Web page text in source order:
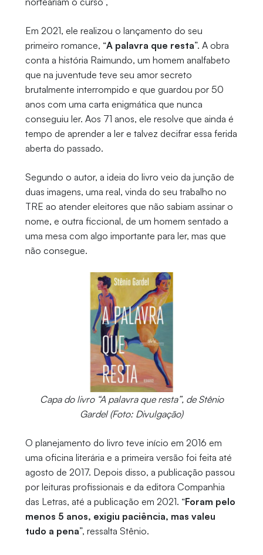
Em 2021, ele realizou o lançamento do seu
primeiro romance, “A palavra que resta”. A obra
conta a história Raimundo, um homem analfabeto
que na juventude teve seu amor secreto
brutalmente interrompido e que guardou por 50
anos com uma carta enigmática que nunca
conseguiu ler. Aos 71 anos, ele resolve que ainda é
tempo de aprender a ler e talvez decifrar essa ferida
aberta do passado.
Segundo o autor, a ideia do livro veio da junção de
duas imagens, uma real, vinda do seu trabalho no
TRE ao atender eleitores que não sabiam assinar o
nome, e outra ficcional, de um homem sentado a
uma mesa com algo importante para ler, mas que
não consegue.
Capa do livro “A palavra que resta”, de Stênio
Gardel (Foto: Divulgação)
O planejamento do livro teve início em 2016 em
uma oficina literária e a primeira versão foi feita até
agosto de 2017. Depois disso, a publicação passou
por leituras profissionais e da editora Companhia
das Letras, até a publicação em 2021. “Foram pelo
menos 5 anos, exigiu paciência, mas valeu
tudo a pena”, ressalta Stênio.